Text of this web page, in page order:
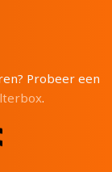
Probeer een
.